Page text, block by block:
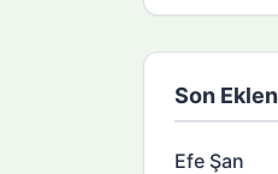
Son
Efe Şan